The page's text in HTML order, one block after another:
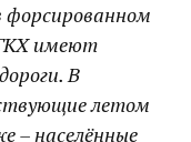
форсированном
имеют
В
летом
– населённые